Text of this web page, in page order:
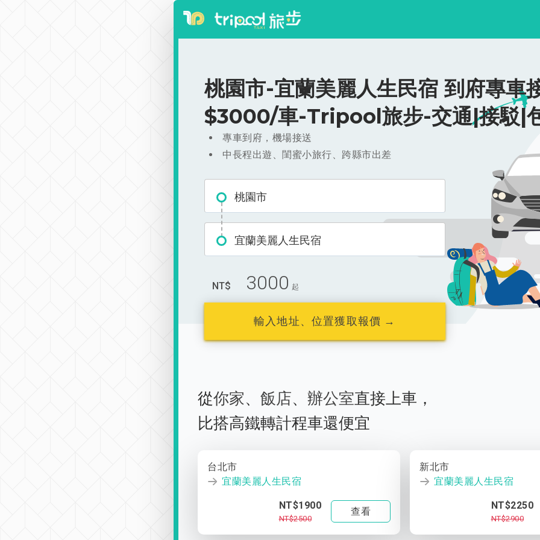
桃園市-宜蘭美麗人生民宿 到府專車
$3000/車-Tripool旅步-交通|接駁|
專車到府，機場接送
中長程出遊、閨蜜小旅行、跨縣市出差
桃園市
宜蘭美麗人生民宿
NT$ 3000 起
輸入地址、位置獲取報價 →
從你家、 飯店、 辦公室直接上車，
比搭高鐵轉計程車還便宜
台北市
宜蘭美麗人生民宿
NT$1900
NT$2500
查看
新北市
宜蘭美麗人生民宿
NT$2250
NT$2900